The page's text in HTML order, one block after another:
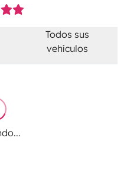
Todos sus
vehículos